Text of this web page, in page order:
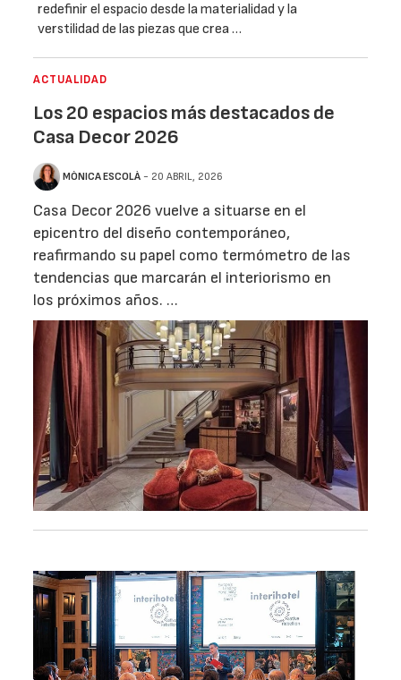
redefinir el espacio desde la materialidad y la
verstilidad de las piezas que crea …
ACTUALIDAD
Los 20 espacios más destacados de
Casa Decor 2026
MÒNICA ESCOLÀ - 20 ABRIL, 2026
Casa Decor 2026 vuelve a situarse en el
epicentro del diseño contemporáneo,
reafirmando su papel como termómetro de las
tendencias que marcarán el interiorismo en
los próximos años. …